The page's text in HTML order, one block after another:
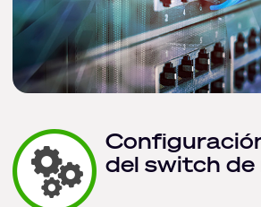
del switch de